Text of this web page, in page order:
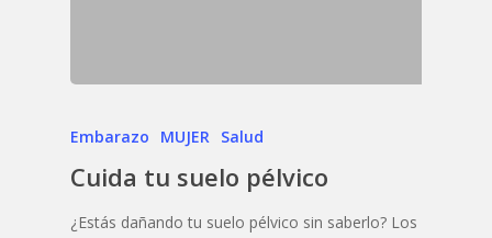
Embarazo MUJER Salud
Cuida tu suelo pélvico
¿Estás dañando tu suelo pélvico sin saberlo? Los